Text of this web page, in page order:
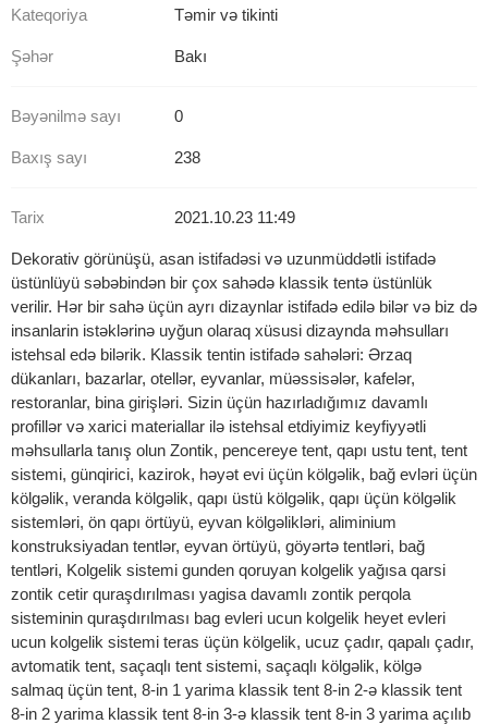
Kateqoriya Təmir və tikinti
Şəhər Bakı
Bəyənilmə sayı 0
Baxış sayı 238
Tarix 2021.10.23 11:49
Dekorativ görünüşü, asan istifadəsi və uzunmüddətli istifadə
üstünlüyü səbəbindən bir çox sahədə klassik tentə üstünlük
verilir. Hər bir sahə üçün ayrı dizaynlar istifadə edilə bilər və biz də
insanlarin istəklərinə uyğun olaraq xüsusi dizaynda məhsulları
istehsal edə bilərik. Klassik tentin istifadə sahələri: Ərzaq
dükanları, bazarlar, otellər, eyvanlar, müəssisələr, kafelər,
restoranlar, bina girişləri. Sizin üçün hazırladığımız davamlı
profillər və xarici materiallar ilə istehsal etdiyimiz keyfiyyətli
məhsullarla tanış olun Zontik, pencereye tent, qapı ustu tent, tent
sistemi, günqirici, kazirok, həyət evi üçün kölgəlik, bağ evləri üçün
kölgəlik, veranda kölgəlik, qapı üstü kölgəlik, qapı üçün kölgəlik
sistemləri, ön qapı örtüyü, eyvan kölgəlikləri, aliminium
konstruksiyadan tentlər, eyvan örtüyü, göyərtə tentləri, bağ
tentləri, Kolgelik sistemi gunden qoruyan kolgelik yağısa qarsi
zontik cetir quraşdırılması yagisa davamlı zontik perqola
sisteminin quraşdırılması bag evleri ucun kolgelik heyet evleri
ucun kolgelik sistemi teras üçün kölgelik, ucuz çadır, qapalı çadır,
avtomatik tent, saçaqlı tent sistemi, saçaqlı kölgəlik, kölgə
salmaq üçün tent, 8-in 1 yarima klassik tent 8-in 2-ə klassik tent
8-in 2 yarima klassik tent 8-in 3-ə klassik tent 8-in 3 yarima açılıb